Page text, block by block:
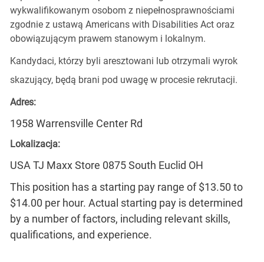
wykwalifikowanym osobom z niepełnosprawnościami
zgodnie z ustawą Americans with Disabilities Act oraz
obowiązującym prawem stanowym i lokalnym.
Kandydaci, którzy byli aresztowani lub otrzymali wyrok
skazujący, będą brani pod uwagę w procesie rekrutacji.
Adres:
1958 Warrensville Center Rd
Lokalizacja:
USA TJ Maxx Store 0875 South Euclid OH
This position has a starting pay range of $13.50 to
$14.00 per hour. Actual starting pay is determined
by a number of factors, including relevant skills,
qualifications, and experience.